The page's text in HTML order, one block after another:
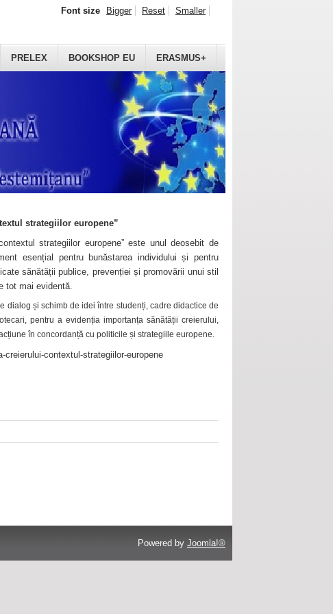
PRELEX BOOKSHOP EU ERASMUS+
Font size Bigger Reset Smaller
strategiilor europene”
strategiilor europene” este unul deosebit de
esențial pentru bunăstarea individului și pentru
sănătății publice, prevenției și promovării unui stil
tot mai evidentă.
dialog și schimb de idei între studenți, cadre didactice de
pentru a evidenția importanța sănătății creierului,
în concordanță cu politicile și strategiile europene.
contextul-strategiilor-europene
Powered by Joomla!®